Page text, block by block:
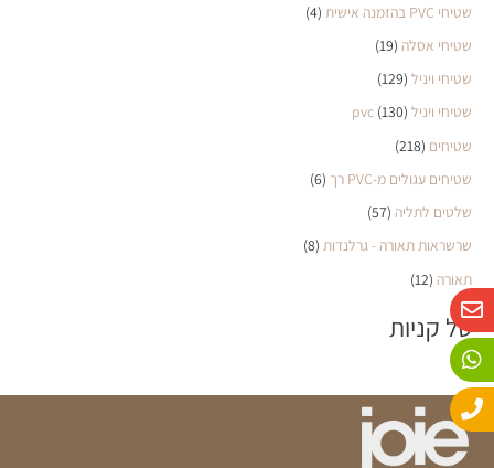
שטיחי PVC בהזמנה אישית
(4)
שטיחי אסלה (19)
שטיחי ויניל (129)
שטיחי ויניל pvc (130)
שטיחים (218)
שטיחים עגולים מ-PVC רך
(6)
שלטים לתליה (57)
שרשראות תאורה - גרלנדות (8)
תאורה (12)
סל קניות
E
n
v
e
l
o
p
e
W
h
a
t
s
a
p
p
P
h
o
n
e